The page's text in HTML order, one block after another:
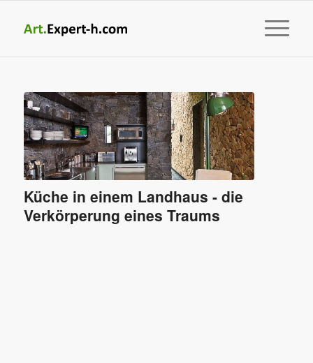
Küche in einem Landhaus - die
Verkörperung eines Traums